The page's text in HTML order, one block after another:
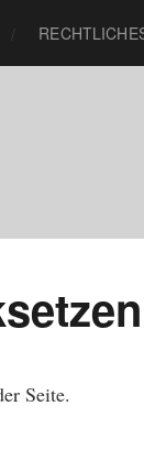
Seite.